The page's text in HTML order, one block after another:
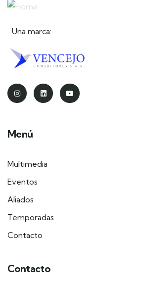
Una marca:
Menú
Multimedia
Eventos
Aliados
Temporadas
Contacto
Contacto